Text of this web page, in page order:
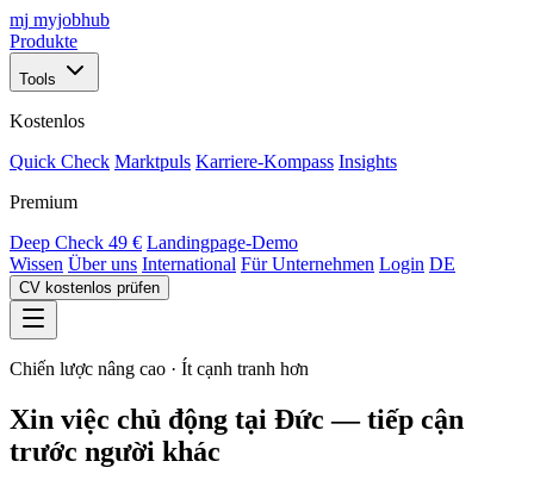
mj myjobhub
Produkte
Tools
Kostenlos
Quick Check Marktpuls Karriere-Kompass Insights
Premium
Deep Check 49 € Landingpage-Demo
Wissen Über uns International Für Unternehmen Login DE
CV kostenlos prüfen
Chiến lược nâng cao · Ít cạnh tranh hơn
Xin việc chủ động tại Đức — tiếp cận
trước người khác